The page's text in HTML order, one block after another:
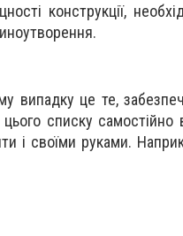
конструкції,
випадку це те,
списку самостійно
і своїми руками.